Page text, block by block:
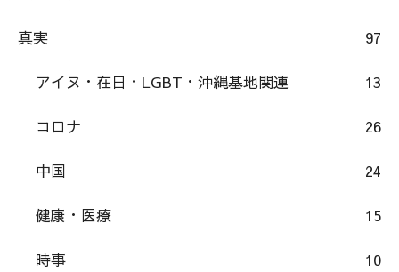
真実 97
アイヌ・在日・LGBT・沖縄基地関連 13
コロナ 26
中国 24
健康・医療 15
時事 10